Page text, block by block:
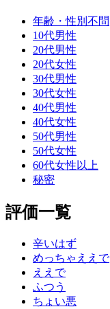
年齢・性別不問
10代男性
20代男性
20代女性
30代男性
30代女性
40代男性
40代女性
50代男性
50代女性
60代女性以上
秘密
評価一覧
辛いはず
めっちゃええで
ええで
ふつう
ちょい悪